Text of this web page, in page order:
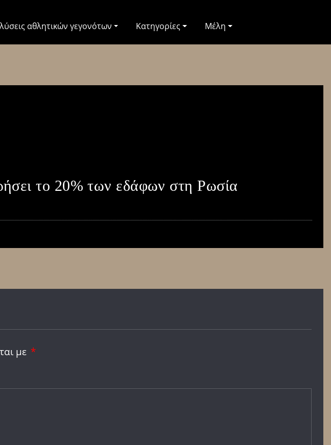
αθλητικών γεγονότων Κατηγορίες Μέλη
το 20% των εδάφων στη Ρωσία
με *